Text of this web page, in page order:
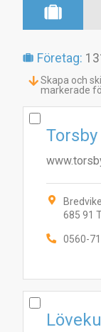
Företag:
Skapa och
markerade
685 91
0560-